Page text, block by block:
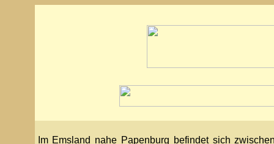
Im Emsland nahe Papenburg befindet sich